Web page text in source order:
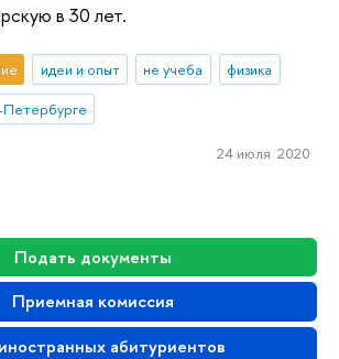
Подать документы
Приемная комиссия
абитуриентов
в 30 лет.
идеи и опыт не учеба
физика
24 июля 2020